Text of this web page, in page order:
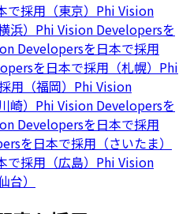
採用（東京） Phi Vision
） Phi Vision Developersを
Developersを日本で採用
を日本で採用（札幌） Phi
（福岡） Phi Vision
） Phi Vision Developersを
Developersを日本で採用
を日本で採用（さいたま）
採用（広島） Phi Vision
）